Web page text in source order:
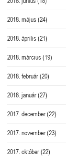
2018. május(24)
2018. április(21)
2018. március(19)
2018. február(20)
2018. január(27)
2017. december(22)
2017. november(23)
2017. október(22)